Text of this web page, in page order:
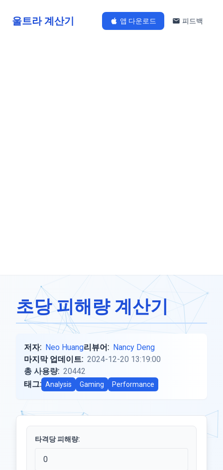
울트라 계산기 앱 다운로드 피드백
초당 피해량 계산기
저자: Neo Huang리뷰어: Nancy Deng
마지막 업데이트: 2024-12-20 13:19:00
총 사용량: 20442
태그: Analysis Gaming Performance
타격당 피해량: